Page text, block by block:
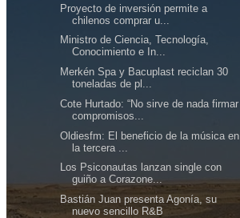
Proyecto de inversión permite a
chilenos comprar u...
Ministro de Ciencia, Tecnología,
Conocimiento e In...
Merkén Spa y Bacuplast reciclan 30
toneladas de pl...
Cote Hurtado: “No sirve de nada firmar
compromisos...
Oldiesfm: El beneficio de la música en
la tercera ...
Los Psiconautas lanzan single con
guiño a Corazone...
Bastián Juan presenta Agonía, su
nuevo sencillo R&B